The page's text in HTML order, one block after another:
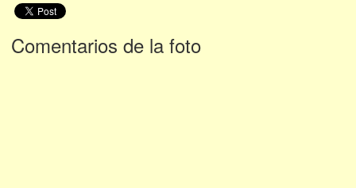
Comentarios de la foto